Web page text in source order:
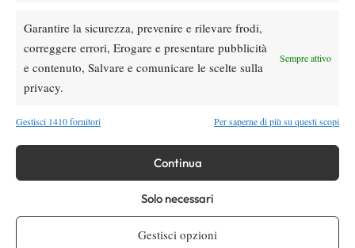
Garantire la sicurezza, prevenire e rilevare frodi,
correggere errori, Erogare e presentare pubblicità
e contenuto, Salvare e comunicare le scelte sulla
privacy.
Sempre attivo
Gestisci 1410 fornitori Per saperne di più su questi scopi
Continua
Solo necessari
Gestisci opzioni
giocherà lo US Open, forse non lo vedremo
più nel 2026”
X